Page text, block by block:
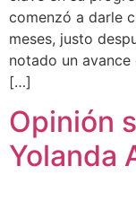
comenzó a darle
meses, justo
notado un
[…]
Opinión
Yolanda